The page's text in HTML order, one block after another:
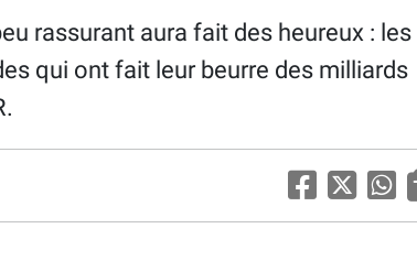
rassurant aura fait des heureux : les
qui ont fait leur beurre des milliards